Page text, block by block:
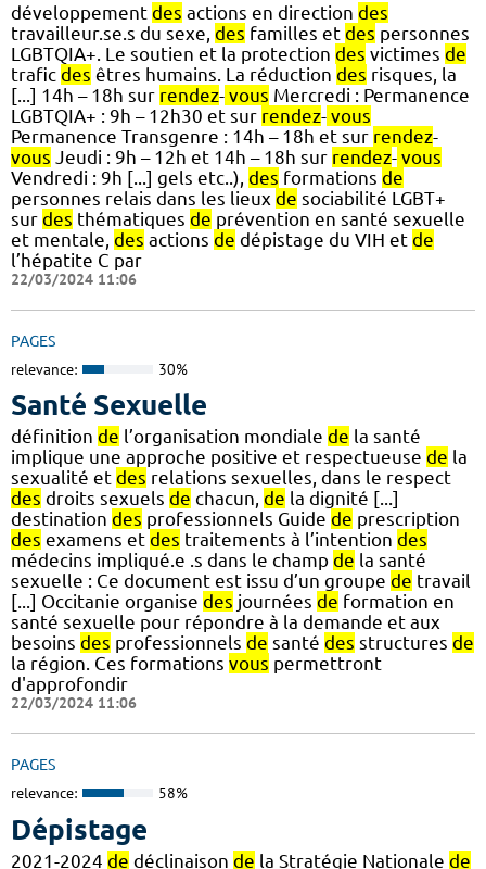
développement des actions en direction des
travailleur.se.s du sexe, des familles et des personnes
LGBTQIA+. Le soutien et la protection des victimes de
trafic des êtres humains. La réduction des risques, la
[...] 14h – 18h sur rendez- vous Mercredi : Permanence
LGBTQIA+ : 9h – 12h30 et sur rendez- vous
Permanence Transgenre : 14h – 18h et sur rendez-
vous Jeudi : 9h – 12h et 14h – 18h sur rendez- vous
Vendredi : 9h [...] gels etc..), des formations de
personnes relais dans les lieux de sociabilité LGBT+
sur des thématiques de prévention en santé sexuelle
et mentale, des actions de dépistage du VIH et de
l’hépatite C par
22/03/2024 11:06
PAGES
relevance: 30%
Santé Sexuelle
définition de l’organisation mondiale de la santé
implique une approche positive et respectueuse de la
sexualité et des relations sexuelles, dans le respect
des droits sexuels de chacun, de la dignité [...]
destination des professionnels Guide de prescription
des examens et des traitements à l’intention des
médecins impliqué.e .s dans le champ de la santé
sexuelle : Ce document est issu d’un groupe de travail
[...] Occitanie organise des journées de formation en
santé sexuelle pour répondre à la demande et aux
besoins des professionnels de santé des structures de
la région. Ces formations vous permettront
d'approfondir
22/03/2024 11:06
PAGES
relevance: 58%
Dépistage
2021-2024 de déclinaison de la Stratégie Nationale de